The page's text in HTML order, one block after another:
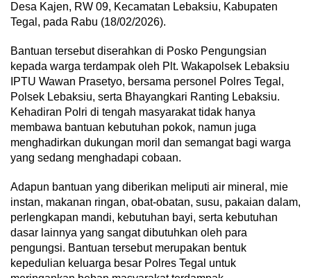
Desa Kajen, RW 09, Kecamatan Lebaksiu, Kabupaten
Tegal, pada Rabu (18/02/2026).
Bantuan tersebut diserahkan di Posko Pengungsian
kepada warga terdampak oleh Plt. Wakapolsek Lebaksiu
IPTU Wawan Prasetyo, bersama personel Polres Tegal,
Polsek Lebaksiu, serta Bhayangkari Ranting Lebaksiu.
Kehadiran Polri di tengah masyarakat tidak hanya
membawa bantuan kebutuhan pokok, namun juga
menghadirkan dukungan moril dan semangat bagi warga
yang sedang menghadapi cobaan.
Adapun bantuan yang diberikan meliputi air mineral, mie
instan, makanan ringan, obat-obatan, susu, pakaian dalam,
perlengkapan mandi, kebutuhan bayi, serta kebutuhan
dasar lainnya yang sangat dibutuhkan oleh para
pengungsi. Bantuan tersebut merupakan bentuk
kepedulian keluarga besar Polres Tegal untuk